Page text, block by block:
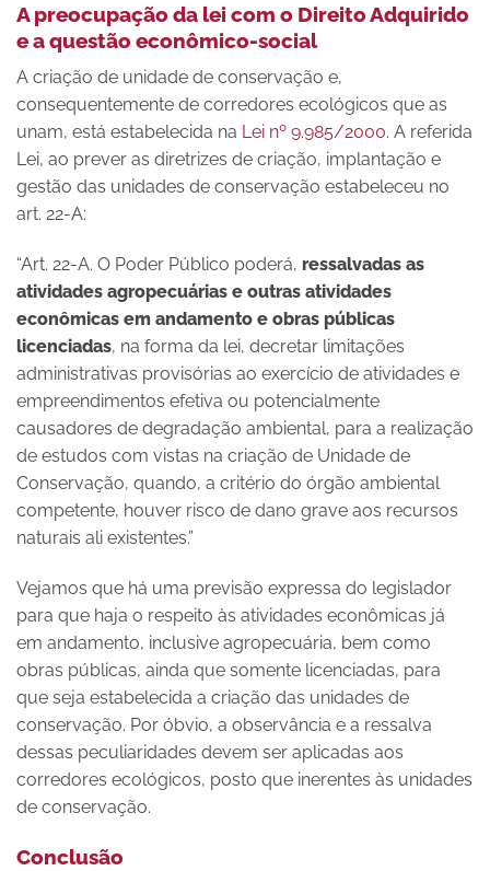
A preocupação da lei com o Direito Adquirido
e a questão econômico-social
A criação de unidade de conservação e,
consequentemente de corredores ecológicos que as
unam, está estabelecida na Lei nº 9.985/2000. A referida
Lei, ao prever as diretrizes de criação, implantação e
gestão das unidades de conservação estabeleceu no
art. 22-A:
“Art. 22-A. O Poder Público poderá, ressalvadas as
atividades agropecuárias e outras atividades
econômicas em andamento e obras públicas
licenciadas, na forma da lei, decretar limitações
administrativas provisórias ao exercício de atividades e
empreendimentos efetiva ou potencialmente
causadores de degradação ambiental, para a realização
de estudos com vistas na criação de Unidade de
Conservação, quando, a critério do órgão ambiental
competente, houver risco de dano grave aos recursos
naturais ali existentes.”
Vejamos que há uma previsão expressa do legislador
para que haja o respeito às atividades econômicas já
em andamento, inclusive agropecuária, bem como
obras públicas, ainda que somente licenciadas, para
que seja estabelecida a criação das unidades de
conservação. Por óbvio, a observância e a ressalva
dessas peculiaridades devem ser aplicadas aos
corredores ecológicos, posto que inerentes às unidades
de conservação.
Conclusão